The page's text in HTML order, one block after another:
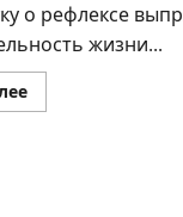
о рефлексе
жизни...
Прочитать
больше